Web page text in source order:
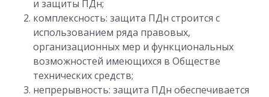
и защиты ПДн;
комплексность: защита ПДн строится с
использованием ряда правовых,
организационных мер и функциональных
возможностей имеющихся в Обществе
технических средств;
непрерывность: защита ПДн обеспечивается